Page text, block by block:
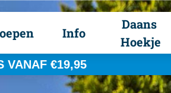
Info
Daans
Hoekje
VANAF €19,95